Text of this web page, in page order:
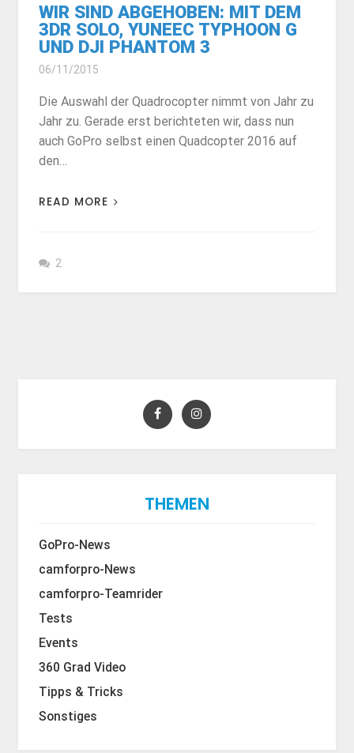
WIR SIND ABGEHOBEN: MIT DEM
3DR SOLO, YUNEEC TYPHOON G
UND DJI PHANTOM 3
06/11/2015
Die Auswahl der Quadrocopter nimmt von Jahr zu
Jahr zu. Gerade erst berichteten wir, dass nun
auch GoPro selbst einen Quadcopter 2016 auf
den…
READ MORE
2
THEMEN
GoPro-News
camforpro-News
camforpro-Teamrider
Tests
Events
360 Grad Video
Tipps & Tricks
Sonstiges